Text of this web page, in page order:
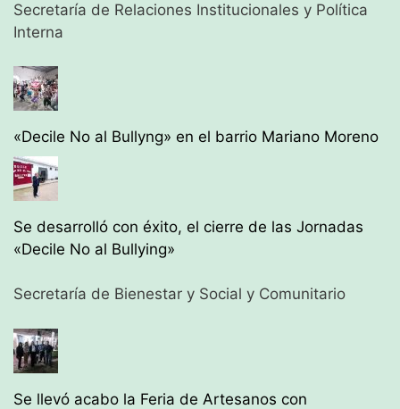
Secretaría de Relaciones Institucionales y Política
Interna
«Decile No al Bullyng» en el barrio Mariano Moreno
Se desarrolló con éxito, el cierre de las Jornadas
«Decile No al Bullying»
Secretaría de Bienestar y Social y Comunitario
Se llevó acabo la Feria de Artesanos con